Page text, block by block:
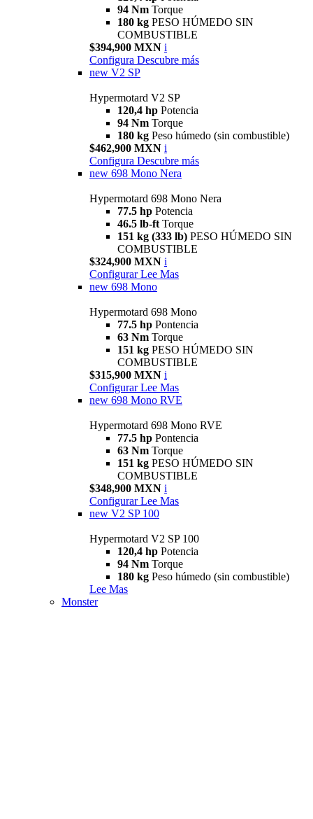
94 Nm Torque
180 kg PESO HÚMEDO SIN
COMBUSTIBLE
$394,900 MXN i
Configura Descubre más
new V2 SP
Hypermotard V2 SP
120,4 hp Potencia
94 Nm Torque
180 kg Peso húmedo (sin combustible)
$462,900 MXN i
Configura Descubre más
new 698 Mono Nera
Hypermotard 698 Mono Nera
77.5 hp Potencia
46.5 lb-ft Torque
151 kg (333 lb) PESO HÚMEDO SIN
COMBUSTIBLE
$324,900 MXN i
Configurar Lee Mas
new 698 Mono
Hypermotard 698 Mono
77.5 hp Pontencia
63 Nm Torque
151 kg PESO HÚMEDO SIN
COMBUSTIBLE
$315,900 MXN i
Configurar Lee Mas
new 698 Mono RVE
Hypermotard 698 Mono RVE
77.5 hp Pontencia
63 Nm Torque
151 kg PESO HÚMEDO SIN
COMBUSTIBLE
$348,900 MXN i
Configurar Lee Mas
new V2 SP 100
Hypermotard V2 SP 100
120,4 hp Potencia
94 Nm Torque
180 kg Peso húmedo (sin combustible)
Lee Mas
Monster